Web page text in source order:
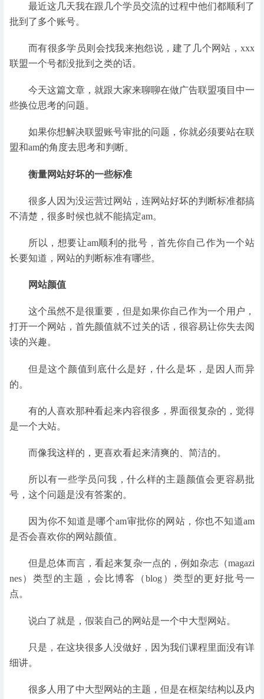
最近这几天我在跟几个学员交流的过程中他们都顺利了
批到了多个账号。
而有很多学员则会找我来抱怨说，建了几个网站，xxx
联盟一个号都没批到之类的话。
今天这篇文章，就跟大家来聊聊在做广告联盟项目中一
些换位思考的问题。
如果你想解决联盟账号审批的问题，你就必须要站在联
盟和am的角度去思考和判断。
衡量网站好坏的一些标准
很多人因为没运营过网站，连网站好坏的判断标准都搞
不清楚，很多时候也就不能搞定am。
所以，想要让am顺利的批号，首先你自己作为一个站
长要知道，网站的判断标准有哪些。
网站颜值
这个虽然不是很重要，但是如果你自己作为一个用户，
打开一个网站，首先颜值就不过关的话，很容易让你失去阅
读的兴趣。
但是这个颜值到底什么是好，什么是坏，是因人而异
的。
有的人喜欢那种看起来内容很多，界面很复杂的，觉得
是一个大站。
而像我这样的，更喜欢看起来清爽的、简洁的。
所以有一些学员问我，什么样的主题颜值会更容易批
号，这个问题是没有答案的。
因为你不知道是哪个am审批你的网站，你也不知道am
是否会喜欢你的网站颜值。
但是总体而言，看起来复杂一点的，例如杂志（magazi
nes）类型的主题，会比博客（blog）类型的更好批号一
点。
说白了就是，假装自己的网站是一个中大型网站。
只是，在这块很多人没做好，因为我们课程里面没有详
细讲。
很多人用了中大型网站的主题，但是在框架结构以及内